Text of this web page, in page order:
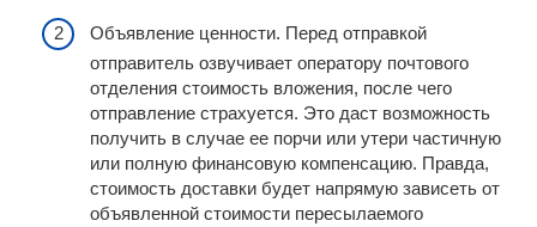
Объявление ценности. Перед отправкой
отправитель озвучивает оператору почтового
отделения стоимость вложения, после чего
отправление страхуется. Это даст возможность
получить в случае ее порчи или утери частичную
или полную финансовую компенсацию. Правда,
стоимость доставки будет напрямую зависеть от
объявленной стоимости пересылаемого